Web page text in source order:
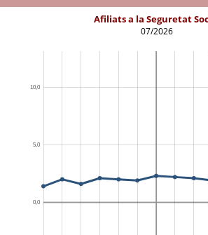
Afiliats a la Seguretat
07/2026